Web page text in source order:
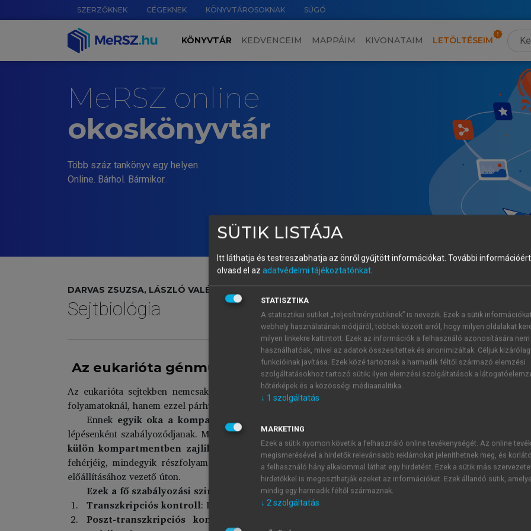
SZERZŐKNEK CÉGEKNEK KÖNYVTÁROSOKNAK SÚGÓ
KÖNYVTÁR KEDVENCEIM MAPPÁIM KIVONATAIM LETÖLTÉSEIM
MeRSZ online
okoskönyvtár
Több száz tankönyv egy helyen.
Online. Bárhol. Bármikor.
DARVAS ZSUZSA, LÁSZLÓ VALÉRIA
Sejtbiológia
Az eukarióta génműködés szabályozása
Az eukarióta sejtekben nemcsak a DNS szerveződése, az átírás és átfordítás folyamatai
folyamatoknál, hanem ezzel párhuzamosan
a szabályozó mechanizmus is sokkal összetettebb
Ennek egyik oka a kompartmentalizáció
, amely lehetővé teszi, hogy minden egyes
lépésenként szabályozódjanak. Míg a prokariótákban a transzkripció és transzláció kapcsolt folyamatok,
külön kompartmentben zajlik,
és így a szabályozás is többlépcsős lehet. Ha a DNS-ről történő
fehérjéig, mindegyik részfolyamat egymást követő lépések sorozata. Bármelyik lépés egy lehetséges
előállításához vezető úton.
Ezek a fő szabályozási szintek
a következők:
Transzkripciós kontroll: DNS-ről az elsődleges átirat képződésének szabályozása.
Poszt-transzkripciós kontroll
: az RNS átalakítási folyamatainak, magból való kijutásának
SÜTIK LISTÁJA
Itt láthatja és testreszabhatja az önről gyűjtött információkat. További
olvasd el az adatvédelmi tájékoztatónkat
STATISZTIKA
A statisztikai sütiket „teljesítménysütiknek” is nevezik. Ezek a sütik
webhely használatának módjáról, többek között arról, hogy milyen oldalakat
milyen linkekre kattintott. Ezek az információk a felhasználó azonosítására nem
használhatóak, mivel az adatok összesítettek és anonimizáltak. Céljuk kizárólag
funkcióinak javítása. Ezek közé tartoznak a harmadik féltől származó elemzési
szolgáltatásokhoz tartozó sütik; ilyen elemzési szolgáltatások a
hőtérképek és a közösségi médiaanalitika.
↓ 1 szolgáltatás
MARKETING
Ezek a sütik nyomon követik a felhasználó online tevékenységét. Az online
megismerésével a hirdetők relevánsabb reklámokat jeleníthetnek meg, és
a felhasználó hány alkalommal láthat egy hirdetést. Ezek a sütik más
hirdetőkkel is megoszthatják ezeket az információkat. Ezek állandó sütik,
mindig egy harmadik féltől származnak.
↓ 2 szolgáltatás